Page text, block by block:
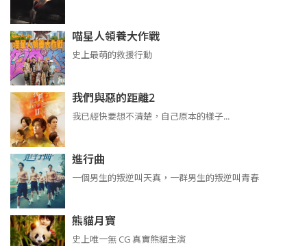
喵星人領養大作戰
史上最萌的救援行動
我們與惡的距離2
我已經快要想不清楚，自己原本的樣子...
進行曲
​​​一個男生的叛逆叫天真，一群男生的叛逆叫青春
熊貓月寶
史上唯一無 CG 真實熊貓主演